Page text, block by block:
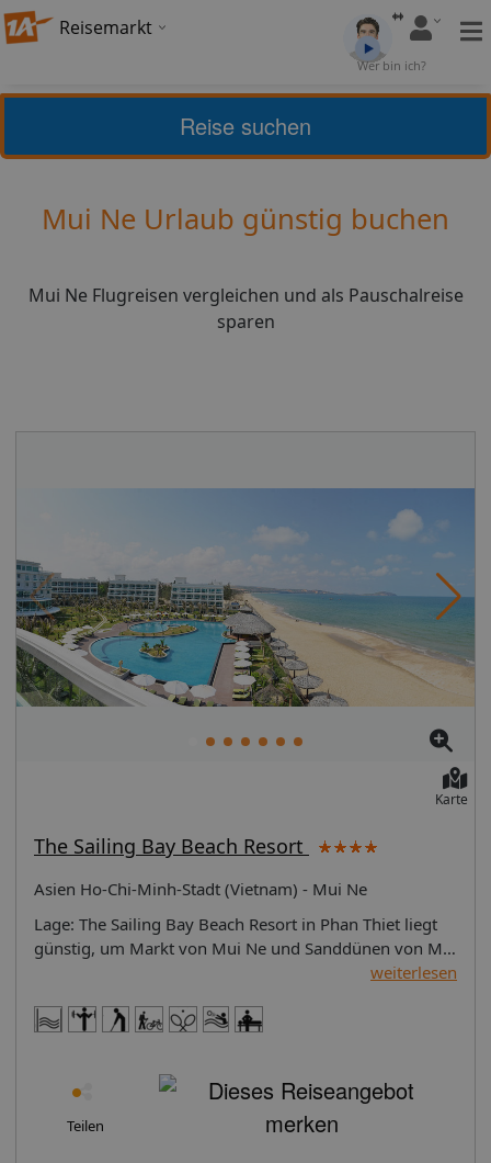
Reisemarkt
Wer bin ich?
Vietnam Mui Ne
4,17 (6) Bewerten
Mui Ne Urlaub günstig buchen
Mui Ne Flugreisen vergleichen und als Pauschalreise
sparen
Reise suchen
Karte
The Sailing Bay Beach Resort
Asien Ho-Chi-Minh-Stadt (Vietnam) - Mui Ne
Lage: The Sailing Bay Beach Resort in Phan Thiet liegt günstig, um Markt von Mui Ne und Sanddünen von Mũi Né zu erreichen. Dieses Resort mit 4,5 Sternen befindet sich in der Nähe von: Fairy Stream sowie Hòn Rơm.Zimmer Fühlen Sie sich in einem der 192 klimatisierten Zimmer mit Minibar und LCD-Fernseher bieten wie zu Hause. Die Zimmer haben eigene Balkone. Ein WLAN-Internetzugang (kostenlos) ist ebenso verfügbar wie Kabelempfang. Es sind eigene Badezimmer mit Badewannen oder Duschen vorhanden, die über kostenlose Toilettenartikel und Haartrockner verfügen.Ausstattung Gönnen Sie sich einen Besuch des Wellnessbereichs, der Massagen, Körperbehandlungen und Gesichtsbehandlungen bietet. Sie können sich an den Privatstrand legen und die Sonne genießen oder von folgenden Freizeitmöglichkeiten profitieren: Außenpool und Fitnessmöglichkeiten. WLAN-Internetzugang (kostenlos), Concierge-Service und Babysitter oder Kinderbetreuung (gegen Gebühr) stehen ebenfalls zur Verfügung. Dank des kostenfreien Shuttles in die Umgebung, der im Umkreis von 7 km fährt, ist es ganz einfach die nahe gelegenen Sehenswürdigkeiten zu erreichen.Speisen Dieses Resort bietet 2 Restaurants, Sie können sich aber auch per Zimmerservice (rund um die Uhr) kulinarische Köstlichkeiten bestellen. Ihren Durst können Sie an der Strandbar stillen.Business, weitere Annehmlichkeiten Zum Angebot gehören ein Businesscenter, ein Limousinenservice und kostenlose Zeitungen in der Lobby. Für Veranstaltungen beherbergt dieses Resort 2 Tagungsräume. Gegen Aufpreis können Sie den Flughafentransfer (rund um die Uhr) und den Abholservice vom Bahnhof nutzen. Verpflegung: Dieses Resort bietet 2 Restaurants, Sie können sich aber auch per Zimmerservice (rund um die Uhr) kulinarische Köstlichkeiten bestellen. Ihren Durst können Sie an der Strandbar stillen. Erholung: Zum Freizeitangebot vor Ort gehört Folgendes: Außenpool und Kinderbecken. Zum Freizeitangebot gehören außerdem ein Privatstrand und ein Fitnessbereich. Wellness: Dieses Resort verfügt über einen Wellnessbereich, The Sailing. Entspannung und Erholung sind Ihnen hier sicher! Es werden folgende Wellnessleistungen angeboten: Tiefengewebe-Massagen, Warmsteinmassagen, klassische Massagen und Thai-Massagen. Der Wellnessbereich verfügt über eine Sauna, einen Whirlpool und ein Dampfbad. Im Wellnessbereich werden verschiedene Behandlungsmöglichkeiten und Therapien angeboten, einschließlich: Hydrotherapie und Reflexologie. In der Umgebung: Der am günstigsten gelegene Flughafen für The Sailing Bay Beach Resort ist: Ho Chi Minh-Stadt (SGN-Tan Son Nhat Intl.) - ca. 178,5 km. Entfernungen entsprechen der Luftlinie vom Hotel bis zur Attraktion bzw. dem Flughafen und nicht unbedingt der Entfernung, die zurückgelegt werden muss. Entfernungen werden in Schritten von 0,1 Kilometern gerundet angegeben. Zu Beachten: Es werden Transfers vom Flughafen und Bahnhof angeboten (eventuell gegen Gebühr). Bitte teilen Sie der Unterkunft dazu spätestens 24 Stunden vor der Ankunft Ihre Ankunftszeit mit. Die entsprechenden Kontaktinformationen finden Sie auf Ihrer Buchungsbestätigung. Ein Kind bis 5 Jahre kann im Zimmer der Eltern oder Erziehungsberechtigten kostenlos übernachten, wenn keine zusätzlichen Bettwaren angefordert werden. Nur angemeldete Gäste erhalten Zugang zu den Zimmern. In diesem Haus sind keine Haustiere gestattet, auch keine ausgebildeten Tiere wie z. B. Blindenhunde. Info: Wissenswertes vor der Reise Es werden Transfers vom Flughafen und Bahnhof angeboten (eventuell gegen Gebühr). Bitte teilen Sie der Unterkunft dazu spätestens 24 Stunden vor der Ankunft Ihre Ankunftszeit mit. Die entsprechenden Kontaktinformationen finden Sie auf Ihrer Buchungsbestätigung. Ein Kind bis 5 Jahre kann im Zimmer der Eltern oder Erziehungsberechtigten kostenlos übernachten, wenn keine zusätzlichen Bettwaren angefordert werden. Nur angemeldete Gäste erhalten Zugang zu den Zimmern. In diesem Haus sind keine Haustiere gestattet, auch keine ausgebildeten Tiere wie z. B. Blindenhunde. Gebühren Das Hotel erhebt beim Check-in/Check-out, bzw. wenn die entsprechende Leistung in Anspruch genommen wird, folgende Gebühren und Kautionen: Gebühr für den Flughafentransfer: 3200000 VND, pro Fahrzeug (Einzelfahrkarte) Nutzungsgebühr für das Zusatzbett: 600000.00 VND pro Aufenthalt Die oben aufgeführte Liste enthält vielleicht nicht alle Informationen. Gebühren und Kautionen enthalten eventuell keine Steuern und können sich ändern. Obligatorische Gebühren und Steuern Die folgenden Gebühren sind direkt in der Unterkunft zu bezahlen: Galadinner am 01. 05: 500000.00 VNDKinderpreis für das Galadinner am 01. 05: 250000.00 VND (ab 6 bis 11 Jahre) Diese Liste enthält alle Gebühren, die uns vom Hotel mitgeteilt wurden. Die erhobenen Gebühren können sich allerdings je nach Buchungszeitraum und Zimmerart ändern. Wenn Sie vom 2. auf den 3. September in dem Hotel übernachten, wird Ihnen pro Person eine obligatorische Gebühr in Höhe von 500.000 VND für das Galadinner zum Nationaltag berechnet, die beim Check-in zu bezahlen ist. Wenden Sie sich für weitere Einzelheiten bitte direkt an die Rezeption. Die Kontaktdaten finden Sie auf der Buchungsbestätigung. Gebühren: Das Hotel erhebt beim Check-in/Check-out, bzw. wenn die entsprechende Leistung in Anspruch genommen wird, folgende Gebühren und Kautionen: Gebühr für den Flughafentransfer: 3200000 VND, pro Fahrzeug (Einzelfahrkarte) Nutzungsgebühr für das Zusatzbett: 600000.00 VND pro Aufenthalt Die oben aufgeführte Liste enthält vielleicht nicht alle Informationen. Gebühren und Kautionen enthalten eventuell keine Steuern und können sich ändern. Plichtgebühren: Die folgenden Gebühren sind direkt in der Unterkunft zu bezahlen: Galadinner am 01. 05: 500000.00 VNDKinderpreis für das Galadinner am 01. 05: 250000.00 VND (ab 6 bis 11 Jahre) Diese Liste enthält alle Gebühren, die uns vom Hotel mitgeteilt wurden. Die erhobenen Gebühren können sich allerdings je nach Buchungszeitraum und Zimmerart ändern. Wenn Sie vom 2. auf den 3. September in dem Hotel übernachten, wird Ihnen pro Person eine obligatorische Gebühr in Höhe von 500.000 VND für das Galadinner zum Nationaltag berechnet, die beim Check-in zu bezahlen ist. Wenden Sie sich für weitere Einzelheiten bitte direkt an die Rezeption. Die Kontaktdaten finden Sie auf der Buchungsbestätigung. Hoteleinrichtungen: Gönnen Sie sich einen Besuch des Wellnessbereichs, der Massagen, Körperbehandlungen und Gesichtsbehandlungen bietet. Sie können sich an den Privatstrand legen und die Sonne genießen oder von folgenden Freizeitmöglichkeiten profitieren: Außenpool und Fitnessmöglichkeiten. WLAN-Internetzugang (kostenlos), Concierge-Service und Babysitter oder Kinderbetreuung (gegen Gebühr) stehen ebenfalls zur Verfügung. Dank des kostenfreien Shuttles in die Umgebung, der im Umkreis von 7 km fährt, ist es ganz einfach die nahe gelegenen Sehenswürdigkeiten zu erreichen. Einrichtungen für Geschäftsreisende: Zum Angebot gehören ein Businesscenter, ein Limousinenservice und kostenlose Zeitungen in der Lobby. Für Veranstaltungen beherbergt dieses Resort 2 Tagungsräume. Gegen Aufpreis können Sie den Flughafentransfer (rund um die Uhr) und den Abholservice vom Bahnhof nutzen. Umgebung: The Sailing Bay Beach Resort in Phan Thiet liegt günstig, um Markt von Mui Ne und Sanddünen von Mũi Né zu erreichen. Dieses Resort mit 4,5 Sternen befindet sich in der Nähe von: Fairy Stream sowie Hòn Rơm. Fühlen Sie sich in einem der 192 klimatisierten Zimmer mit Minibar und LCD-Fernseher bieten wie zu Hause. Die Zimmer haben eigene Balkone. Ein WLAN-Internetzugang (kostenlos) ist ebenso verfügbar wie Kabelempfang. Es sind eigene Badezimmer mit Badewannen oder Duschen vorhanden, die über kostenlose Toilettenartikel und Haartrockner verfügen. Bettenwechsel: Zimmer müssen geräumt werden bis: 12 Uhr Unterbringung: Deluxe-Zimmer, Gartenblick: 1 King-Bett oder 2 Einzelbetten38 Quadratmeter großes Zimmer, Balkon mit Blick auf den GartenInternet - Kostenloses WLAN Unterhaltung - LCD-Fernseher mit KabelempfangEssen & Trinken - Kaffee-/Teekocher, Minibar, Zimmerservice (rund um die Uhr) und kostenloses MineralwasserSchlafen - Hochwertige Bettwaren und Verdunkelungsvorhänge Badezimmer - Eigenes Badezimmer mit Badewanne oder Dusche, Bademänteln und HausschuhenPraktisches - Safe in Laptop-Größe, Schreibtisch und Telefon; Zustellbetten und kostenfreie Kinder-/Babybetten sind auf Anfrage erhältlichKomfort - Klimaanlage und tägliche ZimmerreinigungNichtraucher Unterbringung: Deluxe-Zimmer, Meerblick: 1 King-Bett oder 2 EinzelbettenBalkon mit Blick auf den OzeanInternet - Kostenloses WLAN Unterhaltung - LCD-Fernseher mit KabelempfangEssen & Trinken - Kaffee-/Teekocher, Minibar, Zimmerservice (rund um die Uhr) und kostenloses MineralwasserSchlafen - Hochwertige Bettwaren und Verdunkelungsvorhänge Badezimmer - Eigenes Badezimmer mit Badewanne oder Dusche, Bademänteln und HausschuhenPraktisches - Safe in Laptop-Größe, Schreibtisch und Telefon; Zustellbetten und kostenfreie Kinder-/Babybetten sind auf Anfrage erhältlichKomfort - Klimaanlage und tägliche ZimmerreinigungNichtraucher Unterbringung: Premier-Zimmer: 1 King-Bett oder 2 Einzelbetten62 Quadratmeter großes Zimmer, Balkon mit Blick auf den GartenInternet - Kostenloses WLAN Unterhaltung - LCD-Fernseher mit KabelempfangEssen & Trinken - Kaffee-/Teekocher, Minibar, Zimmerservice (rund um die Uhr) und kostenloses MineralwasserSchlafen - Hochwertige Bettwaren und Verdunkelungsvorhänge Badezimmer - Eigenes Badezimmer mit Badewanne oder Dusche, Bademänteln und HausschuhenPraktisches - Safe in Laptop-Größe, Schreibtisch und Telefon; Zustellbetten und kostenfreie Kinder-/Babybetten sind auf Anfrage erhältlichKomfort - Klimaanlage und tägliche ZimmerreinigungNichtraucher Unterbringung: Premier-Suite, Meerblick: 1 King-Bett und 1 Queen-Bett62 Quadratmeter großes Zimmer, Balkon mit Blick auf den OzeanInternet - Kostenloses WLAN Unterhaltung - LCD-Fernseher mit KabelempfangEssen & Trinken -
weiterlesen
Teilen